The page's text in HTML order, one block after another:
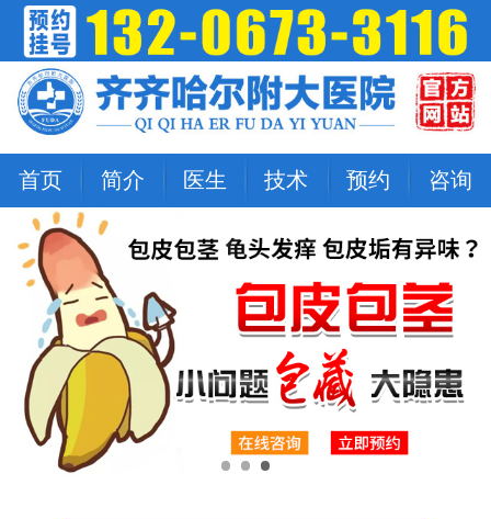
首页 简介 医生 技术 预约 咨询